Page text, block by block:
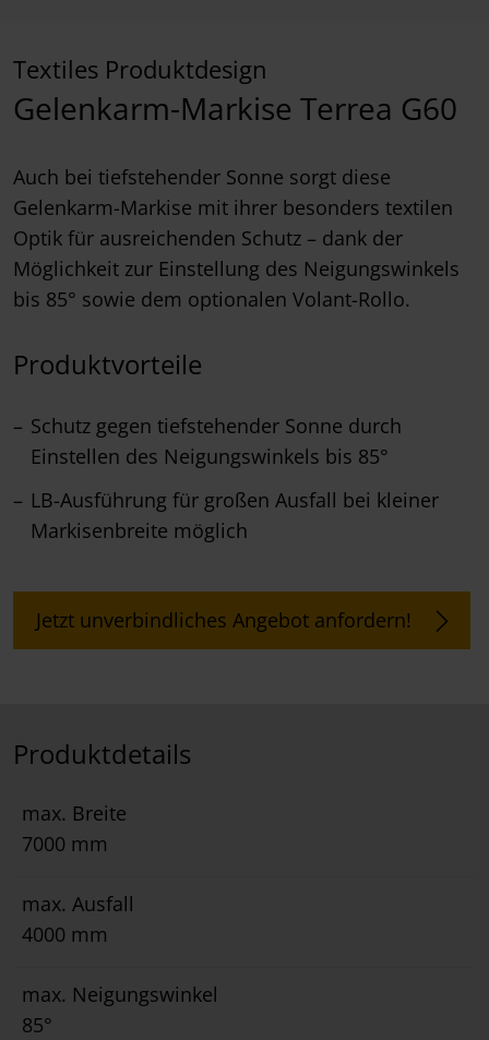
Textiles Produktdesign
Gelenkarm-Markise Terrea G60
Auch bei tiefstehender Sonne sorgt diese
Gelenkarm-Markise mit ihrer besonders textilen
Optik für ausreichenden Schutz – dank der
Möglichkeit zur Einstellung des Neigungswinkels
bis 85° sowie dem optionalen Volant-Rollo.
Produktvorteile
Schutz gegen tiefstehender Sonne durch
Einstellen des Neigungswinkels bis 85°
LB-Ausführung für großen Ausfall bei kleiner
Markisenbreite möglich
Jetzt unverbindliches Angebot anfordern!
Produktdetails
max. Breite
7000 mm
max. Ausfall
4000 mm
max. Neigungswinkel
85°